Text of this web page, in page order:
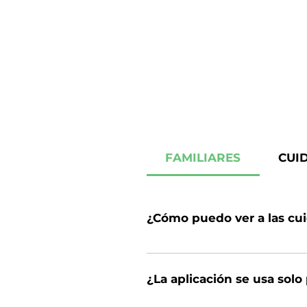
FAMILIARES
¿Cómo puedo ver a las
Descarga nuestra aplicación
precios. Si no ve cuidadores
¿La aplicación se usa